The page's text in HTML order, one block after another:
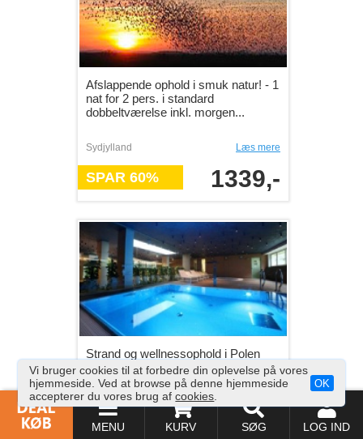
MENU KURV SØG LOG IND
Afslappende ophold i smuk natur! - 1
nat for 2 pers. i standard
dobbeltværelse inkl. morgen...
Sydjylland Læs mere
SPAR 60% 1339,-
Strand og wellnessophold i Polen
med 3 overnatninger - 3
overnatninger på Golden Tulip
Mied...
Polen Læs mere
Vi bruger cookies til at forbedre din oplevelse på vores
hjemmeside. Ved at browse på denne hjemmeside
accepterer du vores brug afcookies
OK